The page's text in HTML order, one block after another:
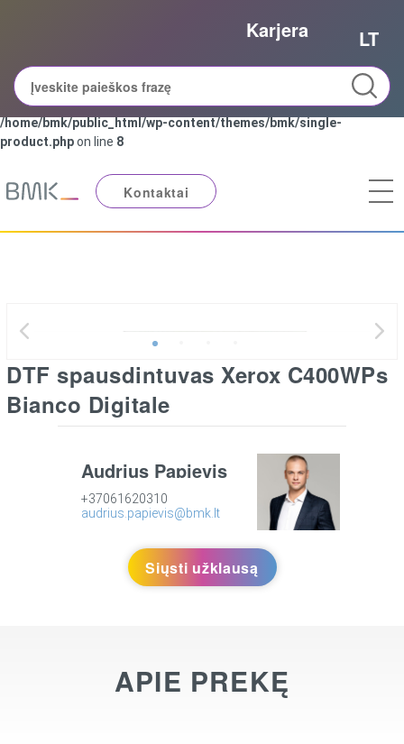
: Trying to access array offset on value of type bool in
product.phpon line8
Notice: Trying to get property 'slug' of non-object in
/home/bmk/public_html/wp-content/themes/bmk/single-
product.phpon line 8
Kontaktai
Karjera LT
DTF spausdintuvas Xerox C400WPs
Bianco Digitale
Audrius Papievis
+37061620310
audrius.papievis@bmk.lt
Siųsti užklausą
APIE PREKĘ